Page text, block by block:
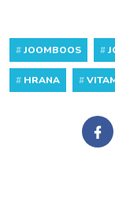
#JOOMBOOS #
# HRANA #